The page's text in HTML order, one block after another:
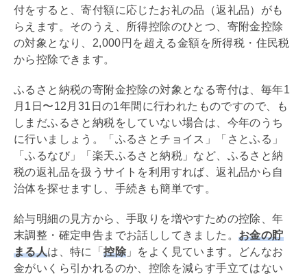
付をすると、寄付額に応じたお礼の品（返礼品）がも
らえます。そのうえ、所得控除のひとつ、寄附金控除
の対象となり、2,000円を超える金額を所得税・住民税
から控除できます。
ふるさと納税の寄附金控除の対象となる寄付は、毎年1
月1日〜12月31日の1年間に行われたものですので、も
しまだふるさと納税をしていない場合は、今年のうち
に行いましょう。「ふるさとチョイス」「さとふる」
「ふるなび」「楽天ふるさと納税」など、ふるさと納
税の返礼品を扱うサイトを利用すれば、返礼品から自
治体を探せますし、手続きも簡単です。
給与明細の見方から、手取りを増やすための控除、年
末調整 ・確定申告までお話ししてきました。お金の貯
まる人は、特に「控除 」をよく見ています。どんなお
金がいくら引かれるのか、控除を減らす手立てはない